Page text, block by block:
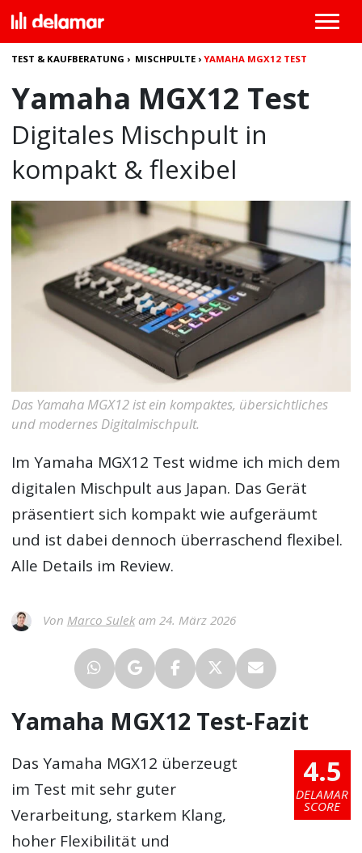
TEST & KAUFBERATUNG › MISCHPULTE ›YAMAHA MGX12 TEST
Yamaha MGX12 Test
Digitales Mischpult in
kompakt & flexibel
Das Yamaha MGX12 ist ein kompaktes, übersichtliches
und modernes Digitalmischpult.
ImYamaha MGX12 Test widme ich mich dem
digitalen Mischpult aus Japan. Das Gerät
präsentiert sich kompakt wie aufgeräumt
und ist dabei dennoch überraschend flexibel.
Alle Details im Review.
Von Marco Sulekam 24. März 2026
Yamaha MGX12 Test-Fazit
4.5
DELAMAR
SCORE
Das Yamaha MGX12 überzeugt
im Test mit sehr guter
Verarbeitung, starkem Klang,
hoher Flexibilität und